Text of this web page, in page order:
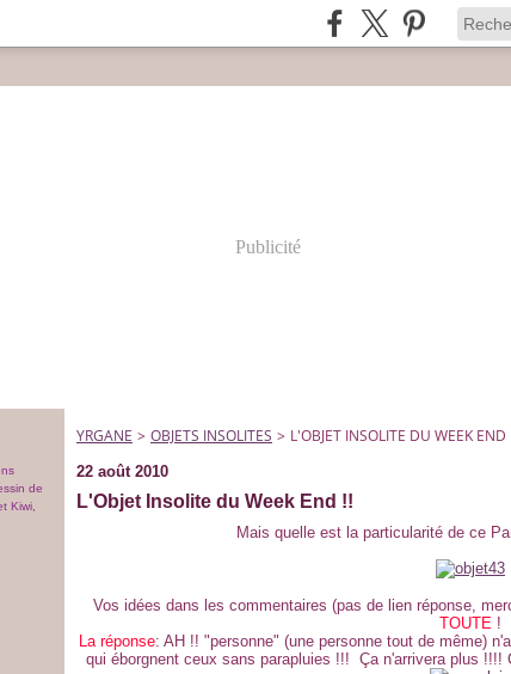
Publicité
de
Kiwi,
YRGANE > OBJETS INSOLITES > L'OBJET INSOLITE DU WEEK END
22 août 2010
L'Objet Insolite du Week End !!
Mais quelle est la particularité de ce
Vos idées dans les commentaires (pas de lien réponse,
TOUTE !
La réponse: AH !! "personne" (une personne tout de même)
qui éborgnent ceux sans parapluies !!! Ça n'arrivera plus !!!!